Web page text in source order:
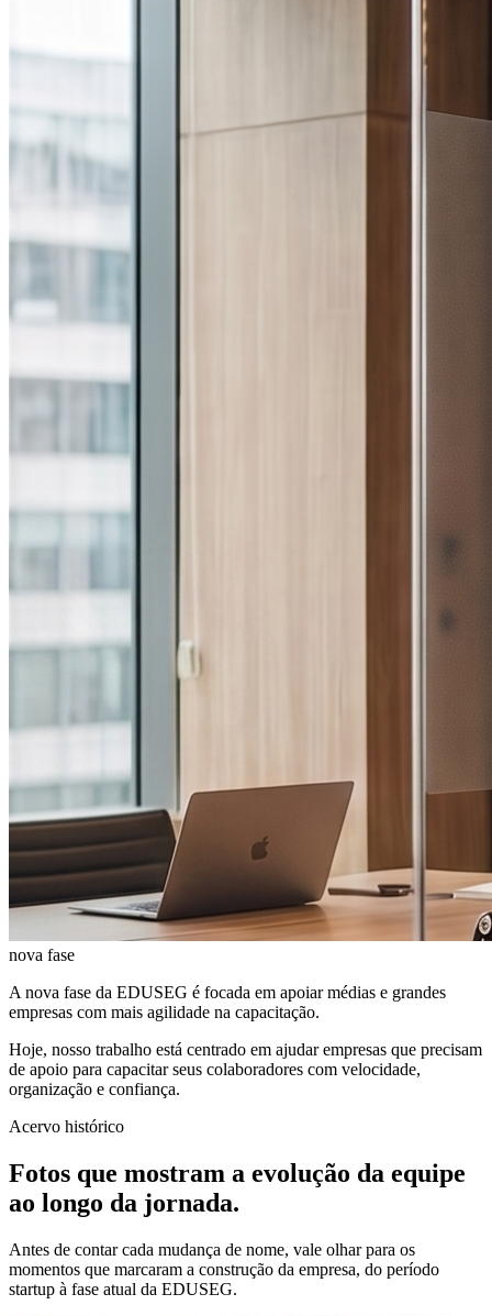
nova fase
A nova fase da EDUSEG é focada em apoiar médias e grandes
empresas com mais agilidade na capacitação.
Hoje, nosso trabalho está centrado em ajudar empresas que precisam
de apoio para capacitar seus colaboradores com velocidade,
organização e confiança.
Acervo histórico
Fotos que mostram a evolução da equipe
ao longo da jornada.
Antes de contar cada mudança de nome, vale olhar para os
momentos que marcaram a construção da empresa, do período
startup à fase atual da EDUSEG.